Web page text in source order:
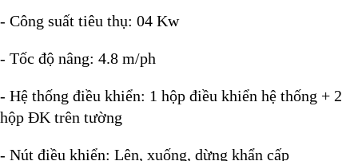
- Công suất tiêu thụ: 04 Kw
- Tốc độ nâng: 4.8 m/ph
- Hệ thống điều khiển: 1 hộp điều khiển hệ thống + 2
hộp ĐK trên tường
- Nút điều khiển: Lên, xuống, dừng khẩn cấp